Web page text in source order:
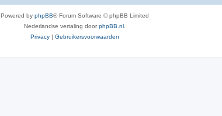
Powered by phpBB® Forum Software © phpBB Limited
Nederlandse vertaling doorphpBB.nl
Privacy | Gebruikersvoorwaarden